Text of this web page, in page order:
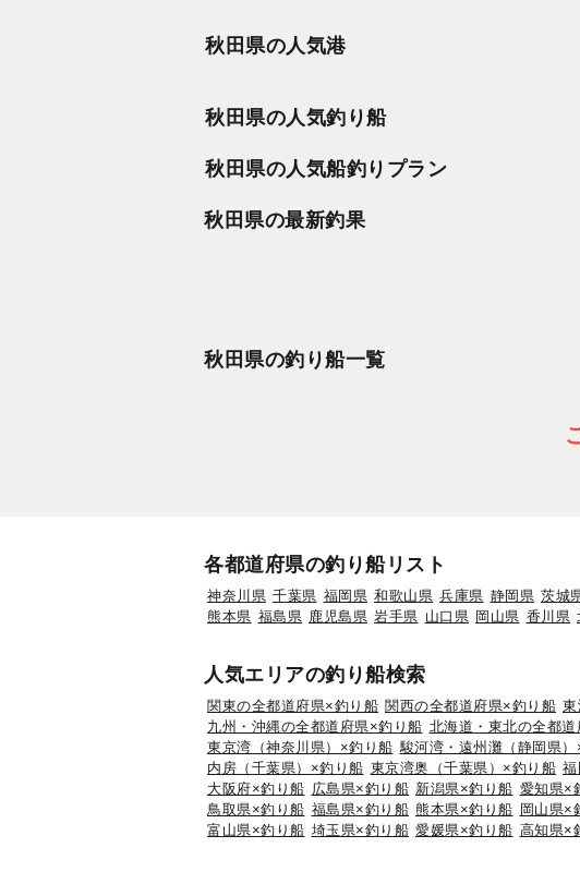
秋田県の人気港
秋田県の人気釣り船
秋田県の人気船釣りプラン
秋田県の最新釣果
秋田県の釣り船一覧
各都道府県の釣り船リスト
神奈川県 千葉県 福岡県 和歌山県 兵庫県 静岡県 茨城
熊本県 福島県 鹿児島県 岩手県 山口県 岡山県 香川県
人気エリアの釣り船検索
関東の全都道府県×釣り船 関西の全都道府県×釣り船 東
九州・沖縄の全都道府県×釣り船 北海道・東北の全都
東京湾（神奈川県）×釣り船 駿河湾・遠州灘（静岡県
内房（千葉県）×釣り船 東京湾奥（千葉県）×釣り船 福
大阪府×釣り船 広島県×釣り船 新潟県×釣り船 愛知県×
鳥取県×釣り船 福島県×釣り船 熊本県×釣り船 岡山県×
富山県×釣り船 埼玉県×釣り船 愛媛県×釣り船 高知県×